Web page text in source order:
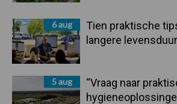
6 aug
Tien praktische
langere levensduur
5 aug
“Vraag naar